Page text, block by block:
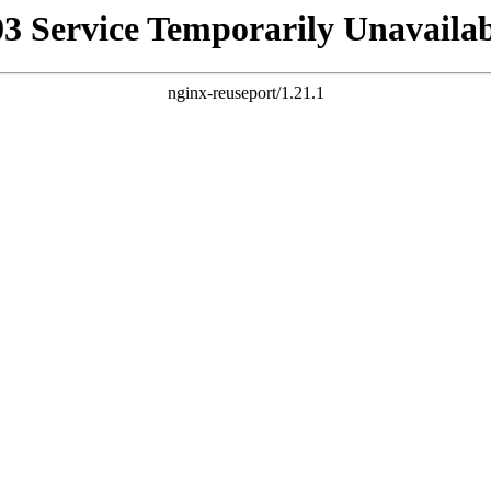
Service Temporarily
nginx-reuseport/1.21.1